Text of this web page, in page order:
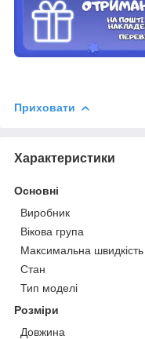
Приховати
Характеристики
Основні
Виробник
Вікова група
Максимальна швидкість
Стан
Тип моделі
Розміри
Довжина